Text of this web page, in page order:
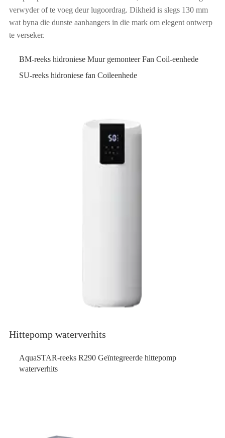
verwyder of te voeg deur lugoordrag. Dikheid is slegs 130 mm
wat byna die dunste aanhangers in die mark om elegent ontwerp
te verseker.
BM-reeks hidroniese Muur gemonteer Fan Coil-eenhede
SU-reeks hidroniese fan Coileenhede
Hittepomp waterverhits
AquaSTAR-reeks R290 Geïntegreerde hittepomp
waterverhits